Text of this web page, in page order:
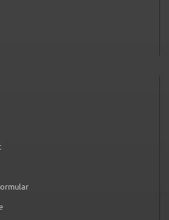
2 1 5 5 0
9 7 2 1 5 5 3 3 7
(öffnet in neuem Tab)
um vorübergehende Daten des